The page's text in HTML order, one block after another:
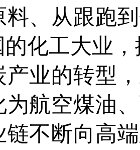
料、从跟跑
化工大业
的转型，
为航空煤油
链不断向高